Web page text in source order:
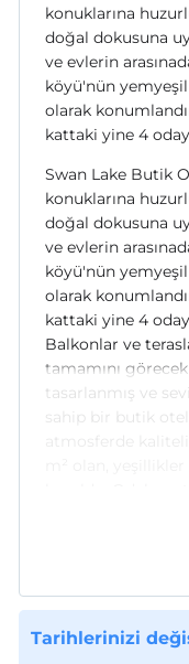
konuklarına
doğal dokusuna
ve evlerin
köyü'nün
olarak
kattaki yine 4
Swan Lake Butik
konuklarına
doğal dokusuna
ve evlerin
köyü'nün
olarak
kattaki yine 4
Balkonlar ve
tamamını
tasarlanmış ve
sahip bir butik
tasarım seramik
çapında inşa
Selimiye koy
Tarihlerinizi